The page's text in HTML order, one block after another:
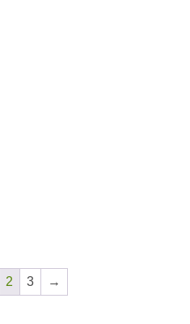
2 3 →